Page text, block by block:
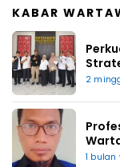
KABAR
2
1 bulan